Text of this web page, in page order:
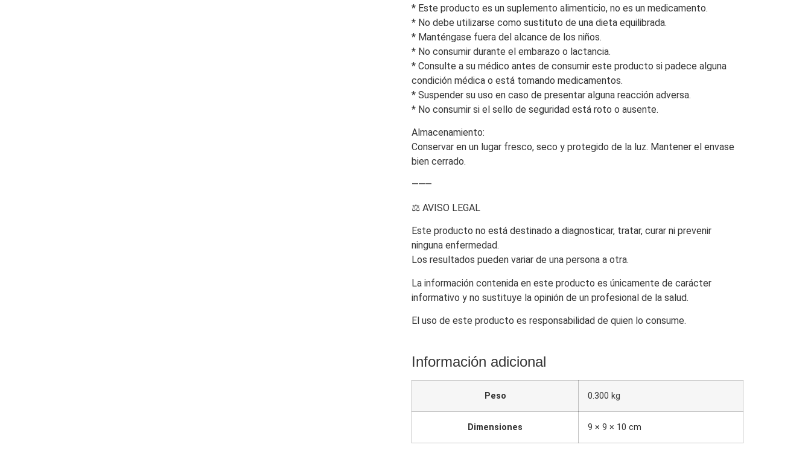
* Este producto es un suplemento alimenticio, no es un medicamento.
* No debe utilizarse como sustituto de una dieta equilibrada.
* Manténgase fuera del alcance de los niños.
* No consumir durante el embarazo o lactancia.
* Consulte a su médico antes de consumir este producto si padece alguna
condición médica o está tomando medicamentos.
* Suspender su uso en caso de presentar alguna reacción adversa.
* No consumir si el sello de seguridad está roto o ausente.
Almacenamiento:
Conservar en un lugar fresco, seco y protegido de la luz. Mantener el envase
bien cerrado.
⸻
⚖️ AVISO LEGAL
Este producto no está destinado a diagnosticar, tratar, curar ni prevenir
ninguna enfermedad.
Los resultados pueden variar de una persona a otra.
La información contenida en este producto es únicamente de carácter
informativo y no sustituye la opinión de un profesional de la salud.
El uso de este producto es responsabilidad de quien lo consume.
Información adicional
Peso 0.300 kg
Dimensiones 9 × 9 × 10 cm